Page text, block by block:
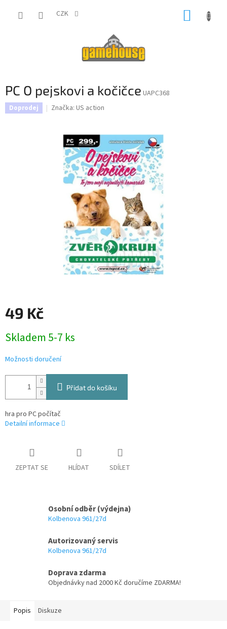
CZK
PC O pejskovi a kočičce UAPC368
Doprodej Značka: US action
49 Kč
cena:
Skladem 5-7 ks
Možnosti doručení
Přidat do košíku
hra pro PC počítač
Detailní informace
ZEPTAT SE HLÍDAT SDÍLET
Osobní odběr (výdejna)
Kolbenova 961/27d
Autorizovaný servis
Kolbenova 961/27d
Doprava zdarma
Objednávky nad 2000 Kč doručíme ZDARMA!
Popis Diskuze